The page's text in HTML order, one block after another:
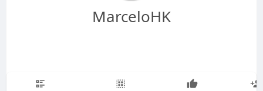
MarceloHK